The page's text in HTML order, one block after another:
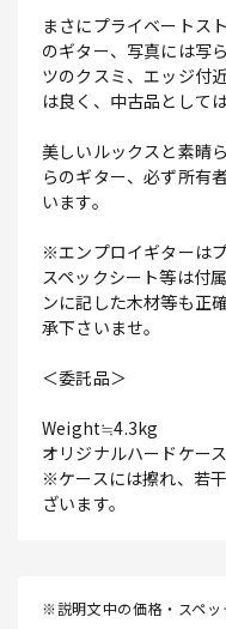
まさにプライベートス
のギター、写真には写
ツのクスミ、エッジ付
は良く、中古品として
美しいルックスと素晴
らのギター、必ず所有
います。
※エンプロイギターは
スペックシート等は付
ンに記した木材等も正
承下さいませ。
＜委託品＞
Weight≒4.3kg
オリジナルハードケー
※ケースには擦れ、若
ざいます。
※説明文中の価格・スペ